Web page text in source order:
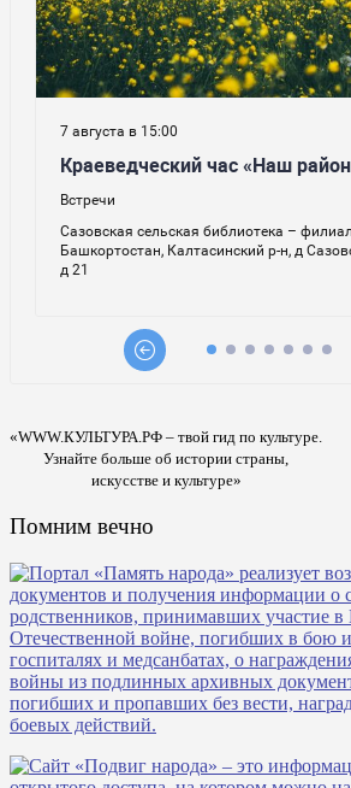
«WWW.КУЛЬТУРА.РФ – твой гид по культуре.
Узнайте больше об истории страны,
искусстве и культуре»
Помним вечно